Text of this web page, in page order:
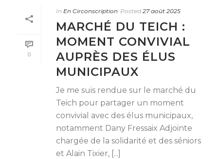
0
In En Circonscription Posted 27 août 2025
MARCHÉ DU TEICH :
MOMENT CONVIVIAL
AUPRÈS DES ÉLUS
MUNICIPAUX
Je me suis rendue sur le marché du
Teich pour partager un moment
convivial avec des élus municipaux,
notamment Dany Fressaix Adjointe
chargée de la solidarité et des séniors
et Alain Tixier, [...]